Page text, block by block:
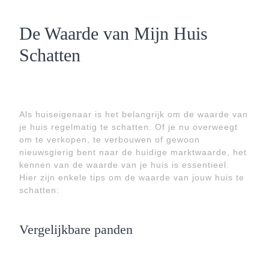
De Waarde van Mijn Huis
Schatten
Als huiseigenaar is het belangrijk om de waarde van
je huis regelmatig te schatten. Of je nu overweegt
om te verkopen, te verbouwen of gewoon
nieuwsgierig bent naar de huidige marktwaarde, het
kennen van de waarde van je huis is essentieel.
Hier zijn enkele tips om de waarde van jouw huis te
schatten:
Vergelijkbare panden